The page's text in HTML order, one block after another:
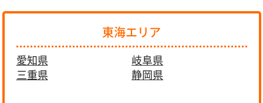
東海エリア
愛知県
岐阜県
三重県
静岡県